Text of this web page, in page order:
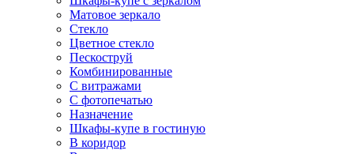
Матовое зеркало
Стекло
Цветное стекло
Пескоструй
Комбинированные
С витражами
С фотопечатью
Назначение
Шкафы-купе в гостиную
В коридор